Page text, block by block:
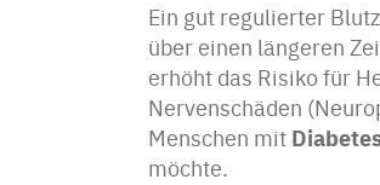
Ein gut regulierter
über einen längeren
erhöht das Risiko für
Nervenschäden
Menschen mit
möchte.